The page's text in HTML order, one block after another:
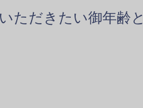
ただきたい御年齢と